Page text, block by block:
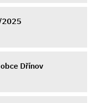
2025
Dřínov